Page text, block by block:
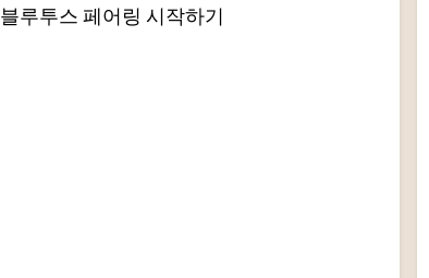
블루투스 페어링 시작하기